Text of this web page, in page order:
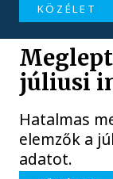
KÖZÉLET
júliusi
Hatalmas
elemzők a
adatot.